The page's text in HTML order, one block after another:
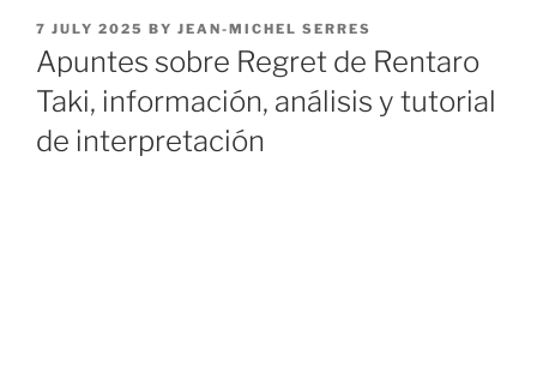
POSTED
ON
7 JULY 2025 BY JEAN-MICHEL SERRES
Apuntes sobre Regret de Rentaro
Taki, información, análisis y tutorial
de interpretación